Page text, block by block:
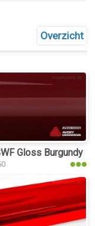
Overzicht
Gloss Burgundy